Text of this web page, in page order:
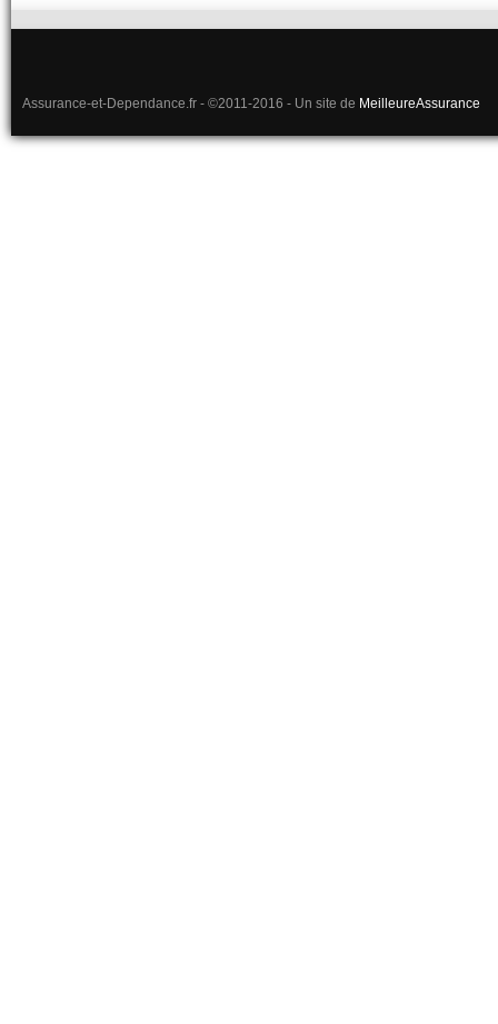
Assurance-et-Dependance.fr - ©2011-2016 - Un site de MeilleureAssurance